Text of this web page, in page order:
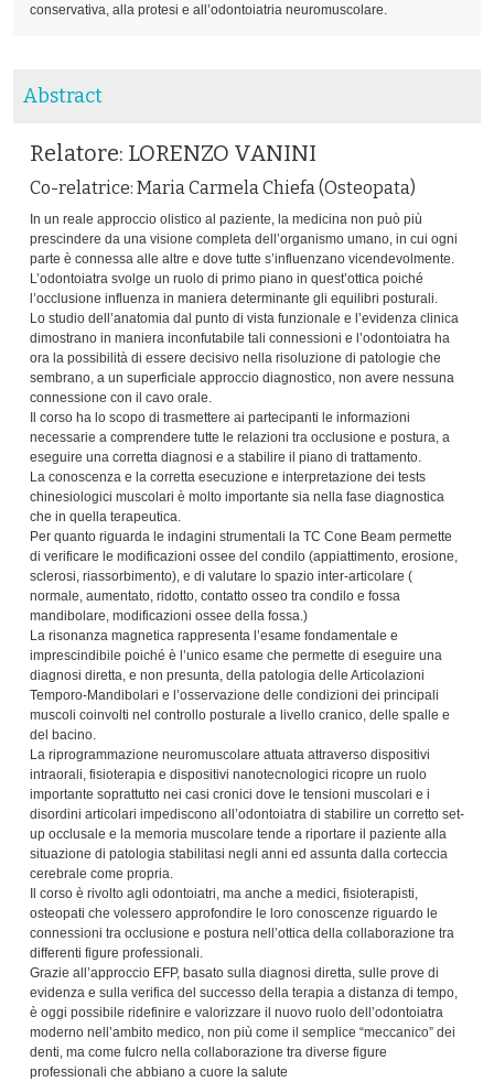
conservativa, alla protesi e all’odontoiatria neuromuscolare.
Abstract
Relatore: LORENZO VANINI
Co-relatrice: Maria Carmela Chiefa (Osteopata)
In un reale approccio olistico al paziente, la medicina non può più
prescindere da una visione completa dell’organismo umano, in cui ogni
parte è connessa alle altre e dove tutte s’influenzano vicendevolmente.
L’odontoiatra svolge un ruolo di primo piano in quest’ottica poiché
l’occlusione influenza in maniera determinante gli equilibri posturali.
Lo studio dell’anatomia dal punto di vista funzionale e l’evidenza clinica
dimostrano in maniera inconfutabile tali connessioni e l’odontoiatra ha
ora la possibilità di essere decisivo nella risoluzione di patologie che
sembrano, a un superficiale approccio diagnostico, non avere nessuna
connessione con il cavo orale.
Il corso ha lo scopo di trasmettere ai partecipanti le informazioni
necessarie a comprendere tutte le relazioni tra occlusione e postura, a
eseguire una corretta diagnosi e a stabilire il piano di trattamento.
La conoscenza e la corretta esecuzione e interpretazione dei tests
chinesiologici muscolari è molto importante sia nella fase diagnostica
che in quella terapeutica.
Per quanto riguarda le indagini strumentali la TC Cone Beam permette
di verificare le modificazioni ossee del condilo (appiattimento, erosione,
sclerosi, riassorbimento), e di valutare lo spazio inter-articolare (
normale, aumentato, ridotto, contatto osseo tra condilo e fossa
mandibolare, modificazioni ossee della fossa.)
La risonanza magnetica rappresenta l’esame fondamentale e
imprescindibile poiché è l’unico esame che permette di eseguire una
diagnosi diretta, e non presunta, della patologia delle Articolazioni
Temporo-Mandibolari e l’osservazione delle condizioni dei principali
muscoli coinvolti nel controllo posturale a livello cranico, delle spalle e
del bacino.
La riprogrammazione neuromuscolare attuata attraverso dispositivi
intraorali, fisioterapia e dispositivi nanotecnologici ricopre un ruolo
importante soprattutto nei casi cronici dove le tensioni muscolari e i
disordini articolari impediscono all’odontoiatra di stabilire un corretto set-
up occlusale e la memoria muscolare tende a riportare il paziente alla
situazione di patologia stabilitasi negli anni ed assunta dalla corteccia
cerebrale come propria.
Il corso è rivolto agli odontoiatri, ma anche a medici, fisioterapisti,
osteopati che volessero approfondire le loro conoscenze riguardo le
connessioni tra occlusione e postura nell’ottica della collaborazione tra
differenti figure professionali.
Grazie all’approccio EFP, basato sulla diagnosi diretta, sulle prove di
evidenza e sulla verifica del successo della terapia a distanza di tempo,
è oggi possibile ridefinire e valorizzare il nuovo ruolo dell’odontoiatra
moderno nell’ambito medico, non più come il semplice “meccanico” dei
denti, ma come fulcro nella collaborazione tra diverse figure
professionali che abbiano a cuore la salute